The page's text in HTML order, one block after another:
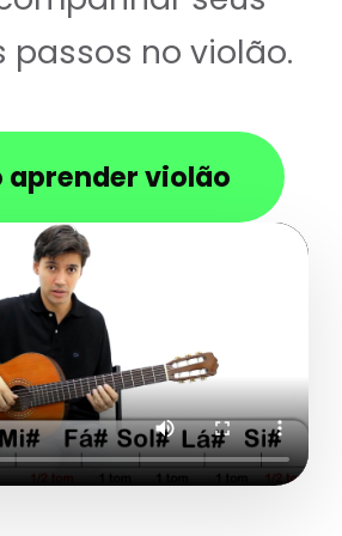
passos no violão.
aprender violão